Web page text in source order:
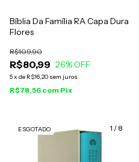
Bíblia Da Família RA Capa Dura
Flores
R$80,99
R$109,90
26% OFF
5x de R$16,20 sem juros
R$78,56 com Pix
1 / 8
ESGOTADO